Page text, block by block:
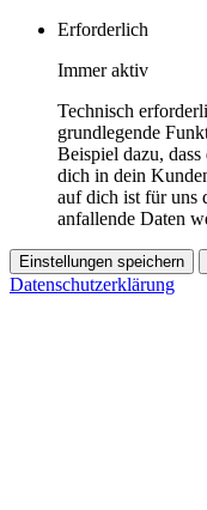
Erforderlich
Immer aktiv
Technisch
grundlegende
Beispiel dazu,
dich in dein
auf dich ist für uns
anfallende Daten
Einstellungen speichern
Datenschutzerklärung